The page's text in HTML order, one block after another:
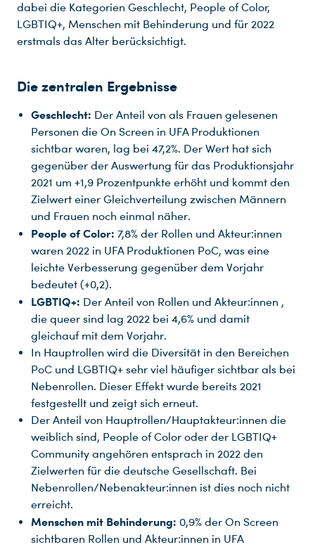
dabei die Kategorien Geschlecht, People of Color,
LGBTIQ+, Menschen mit Behinderung und für 2022
erstmals das Alter berücksichtigt.
Die zentralen Ergebnisse
Geschlecht: Der Anteil von als Frauen gelesenen
Personen die On Screen in UFA Produktionen
sichtbar waren, lag bei 47,2%. Der Wert hat sich
gegenüber der Auswertung für das Produktionsjahr
2021 um +1,9 Prozentpunkte erhöht und kommt den
Zielwert einer Gleichverteilung zwischen Männern
und Frauen noch einmal näher.
People of Color: 7,8% der Rollen und Akteur:innen
waren 2022 in UFA Produktionen PoC, was eine
leichte Verbesserung gegenüber dem Vorjahr
bedeutet (+0,2).
LGBTIQ+: Der Anteil von Rollen und Akteur:innen ,
die queer sind lag 2022 bei 4,6% und damit
gleichauf mit dem Vorjahr.
In Hauptrollen wird die Diversität in den Bereichen
PoC und LGBTIQ+ sehr viel häufiger sichtbar als bei
Nebenrollen. Dieser Effekt wurde bereits 2021
festgestellt und zeigt sich erneut.
Der Anteil von Hauptrollen/Hauptakteur:innen die
weiblich sind, People of Color oder der LGBTIQ+
Community angehören entsprach in 2022 den
Zielwerten für die deutsche Gesellschaft. Bei
Nebenrollen/Nebenakteur:innen ist dies noch nicht
erreicht.
Menschen mit Behinderung: 0,9% der On Screen
sichtbaren Rollen und Akteur:innen in UFA